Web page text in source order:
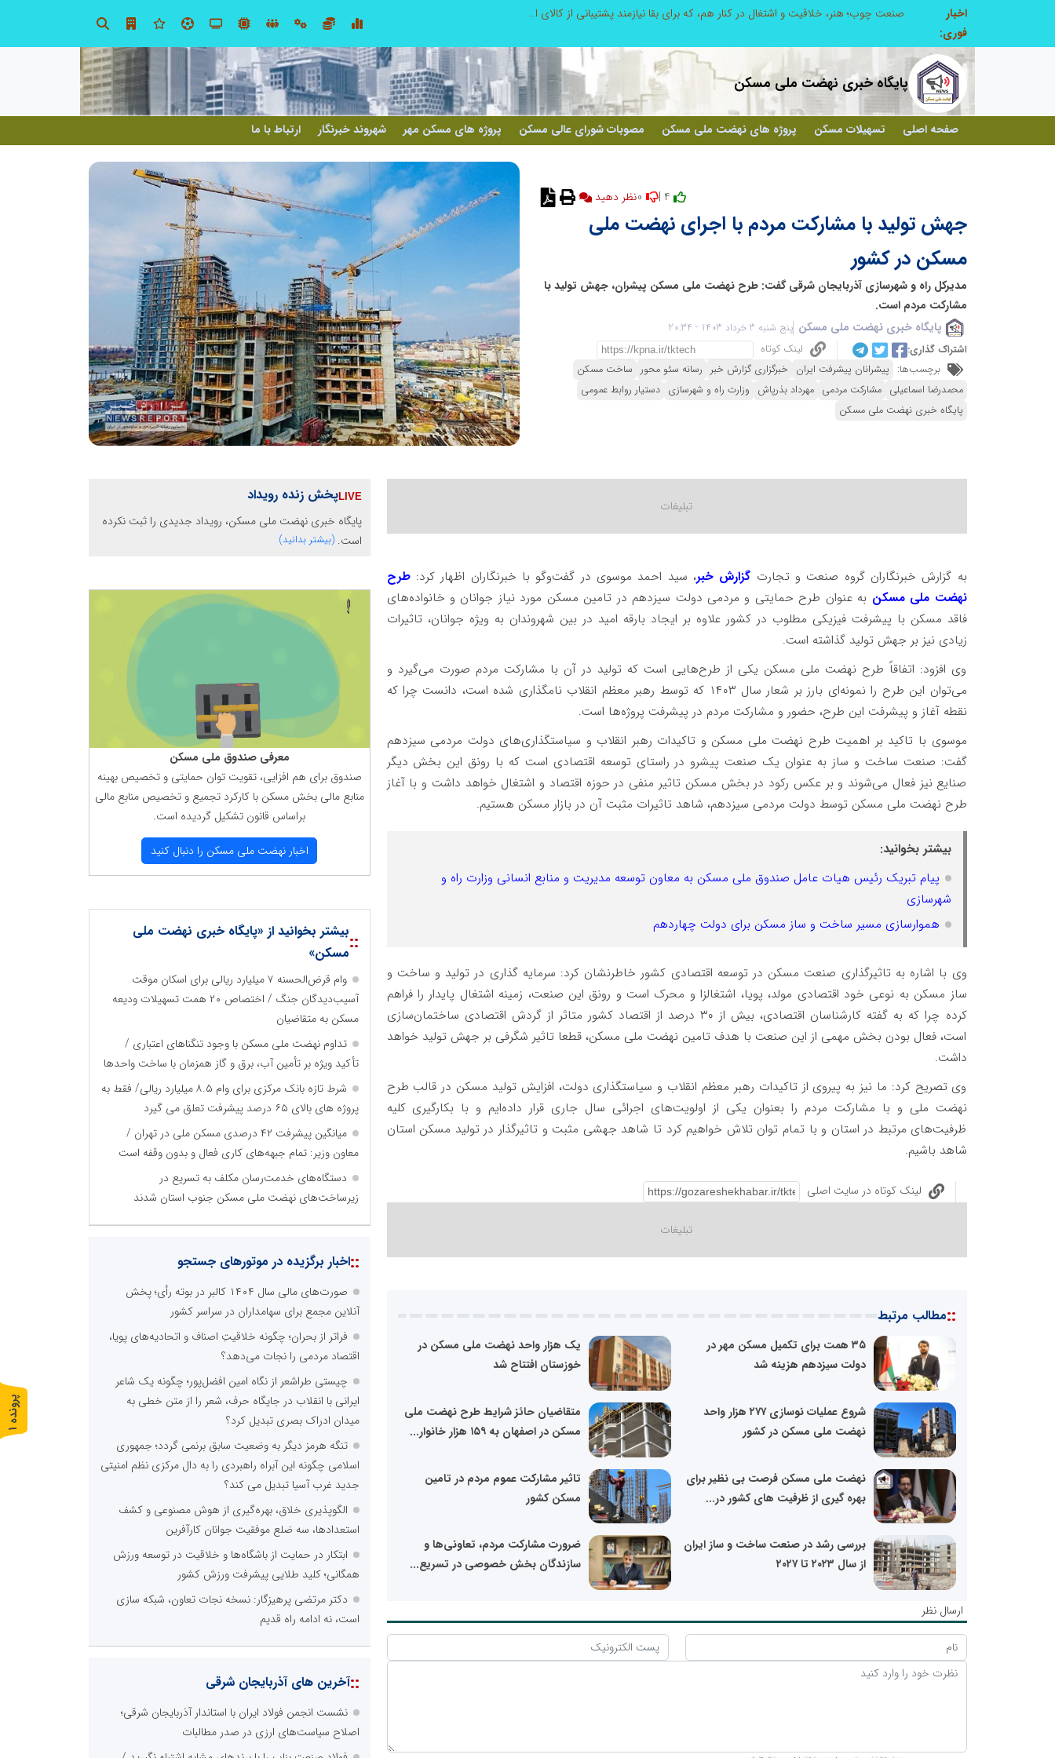
اخبار
فوری:
صنعت چوب؛ هنر، خلاقیت و اشتغال در کنار هم، که برای بقا نیازمند پشتیبانی از کالای ایرانی است لبنیات سنتی؛ میراثی که برای
پایگاه خبری نهضت ملی مسکن
صفحه اصلی تسهیلات مسکن پروژه های نهضت ملی مسکن مصوبات شورای عالی مسکن پروژه های مسکن مهر شهروند خبرنگار ارتباط با ما
نظر دهید
جهش تولید با مشارکت مردم با اجرای نهضت ملی
مسکن در کشور
مدیرکل راه و شهرسازی آذربایجان شرقی گفت: طرح نهضت ملی مسکن پیشران، جهش تولید با
مشارکت مردم است.
پایگاه خبری نهضت ملی مسکن پنج شنبه 3 خرداد 1403 - 20:34
اشتراک گذاری:
لینک کوتاه
برچسب‌ها: پیشرانان پیشرفت ایران خبرگزاری گزارش خبر رسانه سئو محور ساخت مسکن
محمدرضا اسماعیلی مشارکت مردمی مهرداد بذرپاش وزارت راه و شهرسازی دستیار روابط عمومی
پایگاه خبری نهضت ملی مسکن
به گزارش خبرنگاران گروه صنعت و تجارت گزارش خبر، سید احمد موسوی در گفت‌وگو با خبرنگاران اظهار کرد: طرح
نهضت ملی مسکن به عنوان طرح‌ حمایتی و مردمی دولت سیزدهم در تامین مسکن مورد نیاز جوانان و خانواده‌های
فاقد ‌مسکن با پیشرفت فیزیکی مطلوب در کشور علاوه بر ایجاد بارقه امید در بین شهروندان به ویژه جوانان، تاثیرات
زیادی نیز بر جهش تولید گذاشته است.
وی افزود: اتفاقاً طرح نهضت ملی مسکن یکی از طرح‌هایی است که تولید در آن با مشارکت مردم صورت می‌گیرد و
می‌توان این طرح را نمونه‌ای بارز بر شعار سال ۱۴۰۳ که توسط رهبر معظم انقلاب نامگذاری شده است، دانست چرا که
نقطه آغاز و پیشرفت این طرح، حضور و مشارکت مردم در پیشرفت پروژه‌ها است.
موسوی با تاکید بر اهمیت طرح نهضت ملی مسکن و تاکیدات رهبر انقلاب و سیاستگذاری‌های دولت مردمی سیزدهم
گفت: صنعت ساخت و ساز به عنوان یک صنعت پیشرو در راستای توسعه اقتصادی است که با رونق این بخش دیگر
صنایع نیز فعال می‌شوند و بر عکس رکود در بخش مسکن تاثیر منفی در حوزه اقتصاد و اشتغال خواهد داشت و با آغاز
طرح نهضت ملی مسکن توسط دولت مردمی سیزدهم، شاهد تاثیرات مثبت آن در بازار مسکن هستیم.
بیشتر بخوانید:
پیام تبریک رئیس هیات عامل صندوق ملی مسکن به معاون توسعه مدیریت و منابع انسانی وزارت راه و
شهرسازی
هموارسازی مسیر ساخت و ساز مسکن برای دولت چهاردهم
وی با اشاره به تاثیرگذاری صنعت مسکن در توسعه اقتصادی کشور خاطرنشان کرد: سرمایه گذاری در تولید و ساخت و
ساز مسکن به نوعی خود اقتصادی مولد، پویا، اشتغالزا و محرک است و رونق این صنعت، زمینه اشتغال پایدار را فراهم
کرده چرا که به گفته کارشناسان اقتصادی، بیش از ۳۰ درصد از اقتصاد کشور متاثر از گردش اقتصادی ساختمان‌سازی
است، فعال بودن بخش مهمی از این صنعت با هدف تامین نهضت ملی مسکن، قطعا تاثیر شگرفی بر جهش تولید خواهد
داشت.
وی تصریح کرد: ما نیز به پیروی از تاکیدات رهبر معظم انقلاب و سیاستگذاری دولت، افزایش تولید مسکن در قالب طرح
نهضت ملی و با مشارکت مردم را بعنوان یکی از اولویت‌های اجرائی سال جاری قرار داده‌ایم و با بکارگیری کلیه
ظرفیت‌های مرتبط در استان و با تمام توان تلاش خواهیم کرد تا شاهد جهشی مثبت و تاثیرگذار در تولید مسکن استان
شاهد باشیم.
لینک کوتاه در سایت اصلی
::مطالب مرتبط
۳۵ همت برای تکمیل مسکن مهر در
دولت سیزدهم هزینه شد
یک هزار واحد نهضت ملی مسکن در
خوزستان افتتاح شد
شروع عملیات نوسازی ۲۷۷ هزار واحد
نهضت ملی مسکن در کشور
متقاضیان حائز شرایط طرح نهضت ملی
مسکن در اصفهان به ۱۵۹ هزار خانوار...
نهضت ملی مسکن فرصت بی نظیر برای
بهره گیری از ظرفیت های کشور در...
تاثیر مشارکت عموم مردم در تامین
مسکن کشور
بررسی رشد در صنعت ساخت و ساز ایران
از سال ۲۰۲۳ تا ۲۰۲۷
ضرورت مشارکت مردم، تعاونی‌ها و
سازندگان بخش خصوصی در تسریع...
ارسال نظر
پخش زنده رویداد
پایگاه خبری نهضت ملی مسکن، رویداد جدیدی را ثبت نکرده
است. (بیشتر بدانید)
معرفی صندوق ملی مسكن
صندوق برای هم افزایی، تقویت توان حمایتی و تخصیص بهینه
منابع مالی بخش مسكن با كاركرد تجمیع و تخصیص منابع مالی
براساس قانون تشكیل گردیده است.
اخبار نهضت ملی مسكن را دنبال كنید
::بیشتر بخوانید از «پایگاه خبری نهضت ملی
مسکن»
وام قرض‌الحسنه ۷ میلیارد ریالی برای اسکان موقت
آسیب‌دیدگان جنگ / اختصاص ۲۰ همت تسهیلات ودیعه
مسکن به متقاضیان
تداوم نهضت ملی مسکن با وجود تنگناهای اعتباری /
تأکید ویژه بر تأمین آب، برق و گاز همزمان با ساخت واحدها
شرط تازه بانک مرکزی برای وام ۸.۵ میلیارد ریالی/ فقط به
پروژه های بالای ۶۵ درصد پیشرفت تعلق می گیرد
میانگین پیشرفت ۴۲ درصدی مسکن ملی در تهران /
معاون وزیر: تمام جبهه‌های کاری فعال و بدون وقفه است
دستگاه‌های خدمت‌رسان مکلف به تسریع در
زیرساخت‌های نهضت ملی مسکن جنوب استان شدند
::اخبار برگزیده در موتورهای جستجو
صورت‌های مالی سال ۱۴۰۴ کالبر در بوته رأی؛ پخش
آنلاین مجمع برای سهامداران در سراسر کشور
فراتر از بحران؛ چگونه خلاقیتِ اصناف و اتحادیه‌های پویا،
اقتصاد مردمی را نجات می‌دهد؟
چیستی طراشعر از نگاه امین افضل‌پور؛ چگونه یک شاعر
ایرانی با انقلاب در جایگاه حرف، شعر را از متن خطی به
میدان ادراک بصری تبدیل کرد؟
تنگه هرمز دیگر به وضعیت سابق برنمی گردد؛ جمهوری
اسلامی چگونه این آبراه راهبردی را به دال مرکزی نظم امنیتی
جدید غرب آسیا تبدیل می کند؟
الگوپذیری خلاق، بهره‌گیری از هوش مصنوعی و کشف
استعدادها، سه ضلع موفقیت جوانان کارآفرین
ابتکار در حمایت از باشگاه‌ها و خلاقیت در توسعه ورزش
همگانی؛ کلید طلایی پیشرفت ورزش کشور
دکتر مرتضی پرهیزگار: نسخه نجات تعاون، شبکه سازی
است، نه ادامه راه قدیم
::آخرین های آذربایجان شرقی
نشست انجمن فولاد ایران با استاندار آذربایجان شرقی؛
اصلاح سیاست‌های ارزی در صدر مطالبات
پ
ر
و
ن
د
ه
1